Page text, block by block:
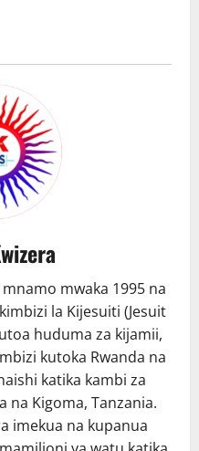
mwaka 1995 na
la Kijesuiti (Jesuit
huduma za kijamii,
kutoka Rwanda na
katika kambi za
na Kigoma, Tanzania.
imekua na kupanua